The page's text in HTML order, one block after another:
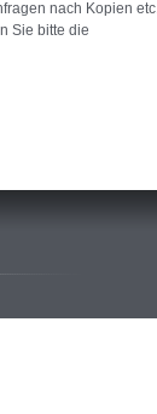
nach Kopien etc.
Sie bitte die